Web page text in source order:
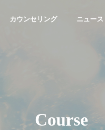
カウンセリング ニュース
Course